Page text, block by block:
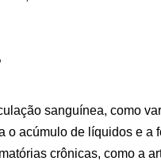
sanguínea, como
acúmulo de líquidos e
crônicas, como a